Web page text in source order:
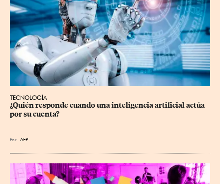
TECNOLOGÍA
¿Quién responde cuando una inteligencia artificial actúa
por su cuenta?
Por AFP